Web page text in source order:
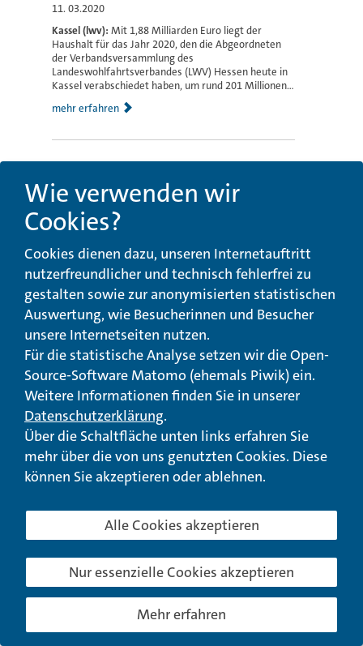
11. 03.2020
Kassel (lwv): Mit 1,88 Milliarden Euro liegt der
Haushalt für das Jahr 2020, den die Abgeordneten
der Verbandsversammlung des
Landeswohlfahrtsverbandes (LWV) Hessen heute in
Kassel verabschiedet haben, um rund 201 Millionen...
mehr erfahren
Walter-Picard-Preisverleihung
Ehrenamtliche Arbeit ausgezeichnet
10.03.2020
Kassel (lwv):Gleich zwei Preisträger erhalten in
diesem Jahr den Walter-Picard-Preis des
Landeswohlfahrtsverbandes (LWV) Hessen: LWV-
Landesdirektorin Susanne Selbert überreichte heute
den mit insgesamt 5.000 Euro dotierten...
Wie verwenden wir
Cookies?
Cookies dienen dazu, unseren Internetauftritt
nutzerfreundlicher und technisch fehlerfrei zu
gestalten sowie zur anonymisierten statistischen
Auswertung, wie Besucherinnen und Besucher
unsere Internetseiten nutzen.
Für die statistische Analyse setzen wir die Open-
Source-Software Matomo (ehemals Piwik) ein.
Weitere Informationen finden Sie in unserer
Datenschutzerklärung.
Über die Schaltfläche unten links erfahren Sie
mehr über die von uns genutzten Cookies. Diese
können Sie akzeptieren oder ablehnen.
Mehr erfahren
Nur essenzielle Cookies akzeptieren
Alle Cookies akzeptieren